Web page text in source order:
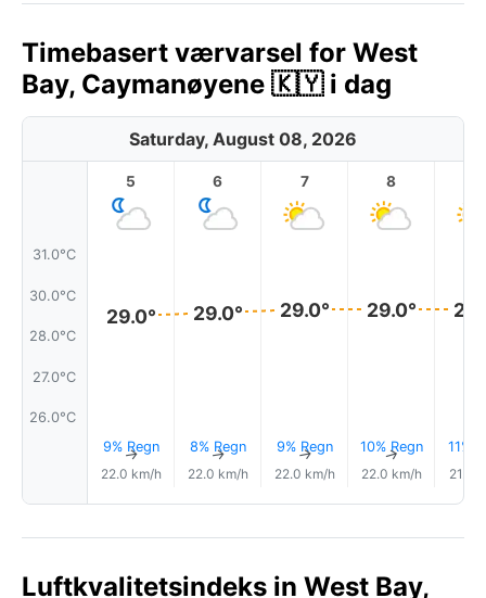
Timebasert værvarsel for West
Bay, Caymanøyene 🇰🇾 i dag
Saturday, August 08, 2026
31.0°C
30.0°C
28.0°C
27.0°C
26.0°C
5
29.0°
9% Regn
↑
22.0 km/h
6
29.0°
8% Regn
↑
22.0 km/h
7
29.0°
9% Regn
↑
22.0 km/h
8
29.0°
10% Regn
↑
22.0 km/h
11%
21.0
Luftkvalitetsindeks in West Bay,